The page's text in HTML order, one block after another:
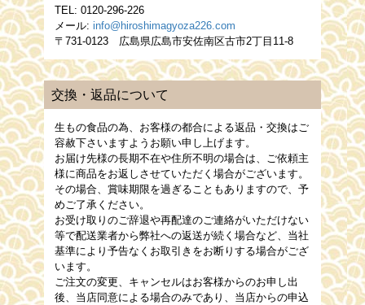
TEL: 0120-296-226
メール: info@hiroshimagyoza226.com
〒731-0123 広島県広島市安佐南区古市2丁目11-8
交換・返品について
生もの食品の為、お客様の都合による返品・交換はご
容赦下さいますようお願い申し上げます。
お届け先様の長期不在や住所不明の場合は、ご依頼主
様に商品をお返しさせていただく場合がございます。
その場合、賞味期限を過ぎることもありますので、予
めご了承ください。
お受け取りのご辞退や再配達のご連絡がいただけない
等で配送業者から弊社への返送が続く場合など、当社
基準により予告なくお取引きをお断りする場合がござ
います。
ご注文の変更、キャンセルはお客様からのお申し出
後、当店同意による場合のみであり、当店からの申込